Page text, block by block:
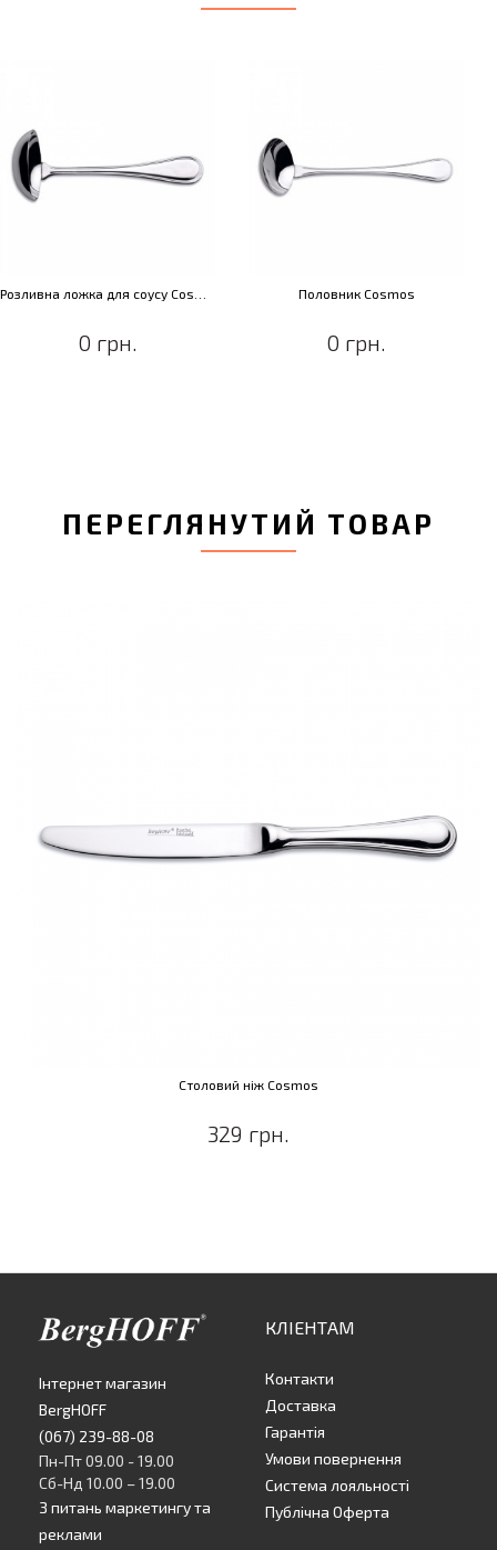
Розливна ложка для соусу Cosmos Половник Cosmos
63 грн.
ПЕРЕГЛЯНУТИЙ ТОВАР
Столовий ніж Cosmos
329 грн.
Інтернет магазин
BergHOFF
(067) 239-88-08
Пн-Пт 09.00 - 19.00
Сб-Нд 10.00 – 19.00
З питань маркетингу та
реклами
КЛІЕНТАМ
Контакти
Доставка
Гарантія
Умови повернення
Система лояльності
Публічна Оферта